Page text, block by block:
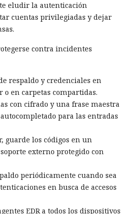
eludir la autenticación
cuentas privilegiadas y dejar
contra incidentes
respaldo y credenciales en
en carpetas compartidas.
con cifrado y una frase maestra
para las entradas
guarde los códigos en un
externo protegido con
periódicamente cuando sea
en busca de accesos
EDR a todos los dispositivos